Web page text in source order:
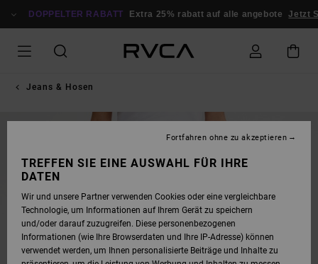
ZUR
DOPPELTER RABATT Extra 25% rabatt auf alle angebote Jetzt
Jeans & Hosen
TREFFEN SIE EINE AUSWAHL FÜR IHRE
DATEN
Wir und unsere Partner verwenden Cookies oder eine vergleichbare
Technologie, um Informationen auf Ihrem Gerät zu speichern
und/oder darauf zuzugreifen. Diese personenbezogenen
Informationen (wie Ihre Browserdaten und Ihre IP-Adresse) können
verwendet werden, um Ihnen personalisierte Beiträge und Inhalte zu
Fortfahren ohne zu akzeptieren